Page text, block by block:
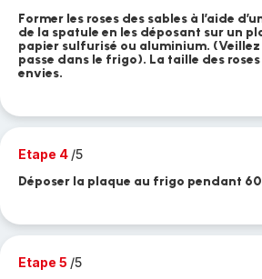
Former les roses des sables à l’aide
de la spatule en les déposant sur un
papier sulfurisé ou aluminium. (Veillez
passe dans le frigo). La taille des
envies.
Etape 4 /5
Déposer la plaque au frigo pendant
Etape 5 /5